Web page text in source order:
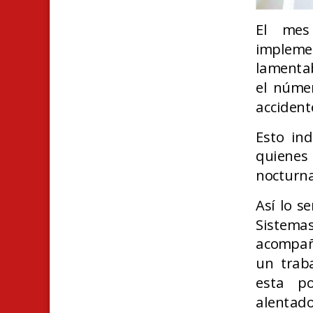
El
el
Esto
Así lo
un
esta